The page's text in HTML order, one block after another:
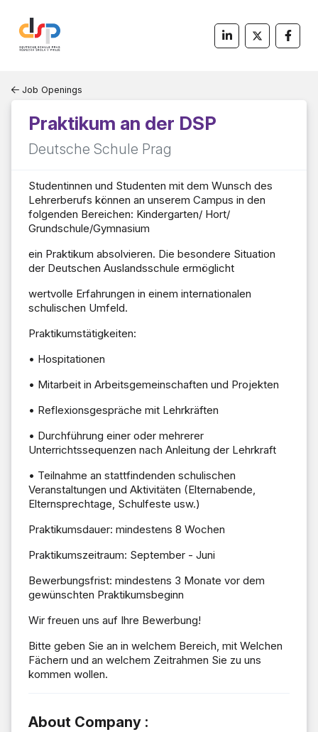
Job Openings
Praktikum an der DSP
Deutsche Schule Prag
Studentinnen und Studenten mit dem Wunsch des
Lehrerberufs können an unserem Campus in den
folgenden Bereichen: Kindergarten/ Hort/
Grundschule/Gymnasium
ein Praktikum absolvieren. Die besondere Situation
der Deutschen Auslandsschule ermöglicht
wertvolle Erfahrungen in einem internationalen
schulischen Umfeld.
Praktikumstätigkeiten:
• Hospitationen
• Mitarbeit in Arbeitsgemeinschaften und Projekten
• Reflexionsgespräche mit Lehrkräften
• Durchführung einer oder mehrerer
Unterrichtssequenzen nach Anleitung der Lehrkraft
• Teilnahme an stattfindenden schulischen
Veranstaltungen und Aktivitäten (Elternabende,
Elternsprechtage, Schulfeste usw.)
Praktikumsdauer: mindestens 8 Wochen
Praktikumszeitraum: September - Juni
Bewerbungsfrist: mindestens 3 Monate vor dem
gewünschten Praktikumsbeginn
Wir freuen uns auf Ihre Bewerbung!
Bitte geben Sie an in welchem Bereich, mit Welchen
Fächern und an welchem Zeitrahmen Sie zu uns
kommen wollen.
About Company :